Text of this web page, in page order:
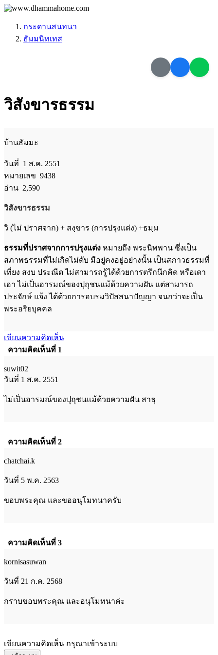
กระดานสนทนา
ธัมมนิทเทส
วิสังขารธรรม
บ้านธัมมะ
วันที่ 1 ส.ค. 2551
หมายเลข 9438
อ่าน 2,590
วิสังขารธรรม
วิ (ไม่ ปราศจาก) + สงฺขาร (การปรุงแต่ง) +ธมฺม
ธรรมที่ปราศจากการปรุงแต่ง หมายถึง พระนิพพาน ซึ่งเป็น
สภาพธรรมที่ไม่เกิดไม่ดับ มีอยู่คงอยู่อย่างนั้น เป็นสภาวธรรมที่
เที่ยง สงบ ประณีต ไม่สามารถรู้ได้ด้วยการตรึกนึกคิด หรือเดา
เอา ไม่เป็นอารมณ์ของปุถุชนแม้ด้วยความฝัน แต่สามารถ
ประจักษ์ แจ้ง ได้ด้วยการอบรมวิปัสสนาปัญญา จนกว่าจะเป็น
พระอริยบุคคล
เขียนความคิดเห็น
ความคิดเห็นที่ 1
suwit02
วันที่ 1 ส.ค. 2551
ไม่เป็นอารมณ์ของปุถุชนแม้ด้วยความฝัน สาธุ
ความคิดเห็นที่ 2
chatchai.k
วันที่ 5 พ.ค. 2563
ขอบพระคุณ และขออนุโมทนาครับ
ความคิดเห็นที่ 3
kornisasuwan
วันที่ 21 ก.ค. 2568
กราบขอบพระคุณ และอนุโมทนาค่ะ
เขียนความคิดเห็น กรุณาเข้าระบบ